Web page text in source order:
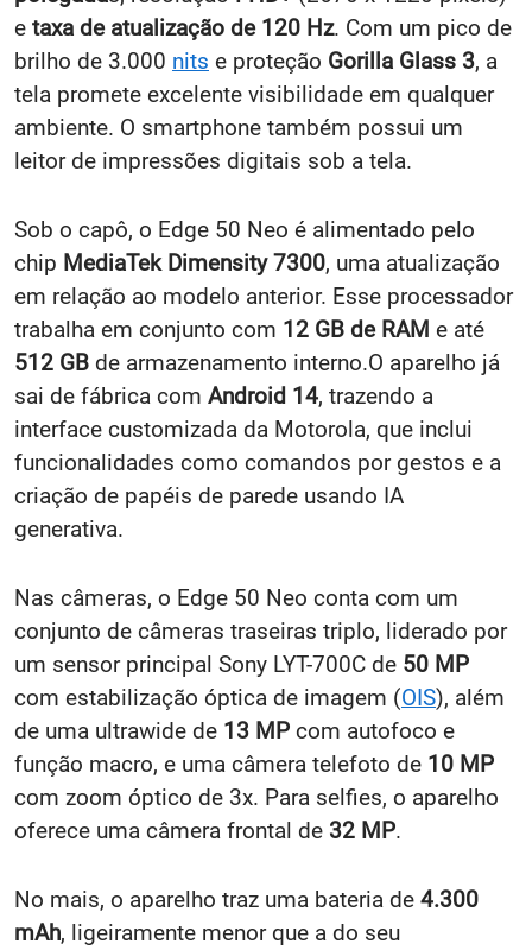
e taxa de atualização de 120 Hz. Com um pico de
brilho de 3.000 nits e proteção Gorilla Glass 3, a
tela promete excelente visibilidade em qualquer
ambiente. O smartphone também possui um
leitor de impressões digitais sob a tela.
Sob o capô, o Edge 50 Neo é alimentado pelo
chip MediaTek Dimensity 7300, uma atualização
em relação ao modelo anterior. Esse processador
trabalha em conjunto com 12 GB de RAM e até
512 GB de armazenamento interno.O aparelho já
sai de fábrica com Android 14, trazendo a
interface customizada da Motorola, que inclui
funcionalidades como comandos por gestos e a
criação de papéis de parede usando IA
generativa.
Nas câmeras, o Edge 50 Neo conta com um
conjunto de câmeras traseiras triplo, liderado por
um sensor principal Sony LYT-700C de 50 MP
com estabilização óptica de imagem (OIS), além
de uma ultrawide de 13 MP com autofoco e
função macro, e uma câmera telefoto de 10 MP
com zoom óptico de 3x. Para selfies, o aparelho
oferece uma câmera frontal de 32 MP.
No mais, o aparelho traz uma bateria de 4.300
mAh, ligeiramente menor que a do seu